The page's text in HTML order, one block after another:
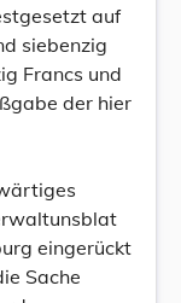
auf
siebenzig
Francs und
der hier
eingerückt
Sache